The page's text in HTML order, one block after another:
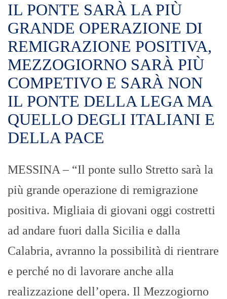
IL PONTE SARÀ LA PIÙ
GRANDE OPERAZIONE DI
REMIGRAZIONE POSITIVA,
MEZZOGIORNO SARÀ PIÙ
COMPETIVO E SARÀ NON
IL PONTE DELLA LEGA MA
QUELLO DEGLI ITALIANI E
DELLA PACE
MESSINA – “Il ponte sullo Stretto sarà la
più grande operazione di remigrazione
positiva. Migliaia di giovani oggi costretti
ad andare fuori dalla Sicilia e dalla
Calabria, avranno la possibilità di rientrare
e perché no di lavorare anche alla
realizzazione dell’opera. Il Mezzogiorno